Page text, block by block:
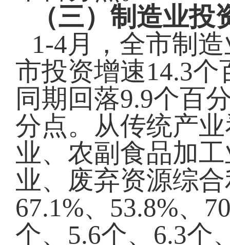
（三）制造业投
1-4月，全市制
市投资增速14.3
同期回落9.9个百
分点。从传统产
业、农副食品加
业、废弃资源综
67.1%、53.8%、
个、5.6个、6.3个